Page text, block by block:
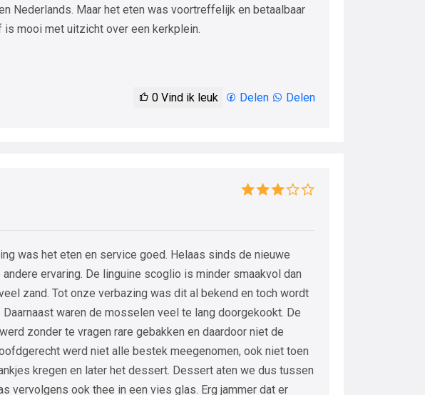
Nederlands. Maar het eten was voortreffelijk en betaalbaar
mooi met uitzicht over een kerkplein.
0 Vind ik leuk Delen Delen
was het eten en service goed. Helaas sinds de nieuwe
ervaring. De linguine scoglio is minder smaakvol dan
zand. Tot onze verbazing was dit al bekend en toch wordt
waren de mosselen veel te lang doorgekookt. De
zonder te vragen rare gebakken en daardoor niet de
werd niet alle bestek meegenomen, ook niet toen
kregen en later het dessert. Dessert aten we dus tussen
vervolgens ook thee in een vies glas. Erg jammer dat er